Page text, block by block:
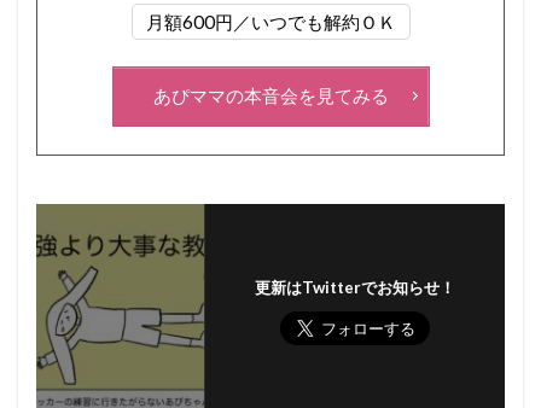
月額600円／いつでも解約ＯＫ
あぴママの本音会を見てみる
更新はTwitterでお知らせ！